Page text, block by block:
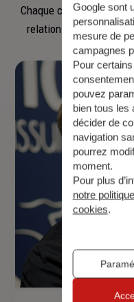
Chaque collaborateur
relation fondée sur
Google sont
mesure de
campagnes
Pour
pouvez
bien tous les
décider de
navigation
pourrez
moment.
Pour plus
notre
cookies.